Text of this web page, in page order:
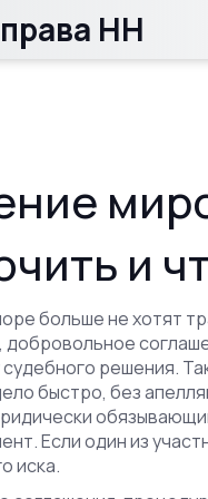
НН
и
больше не хотят
,добровольное
решения.
быстро, без
Если один из
иска.